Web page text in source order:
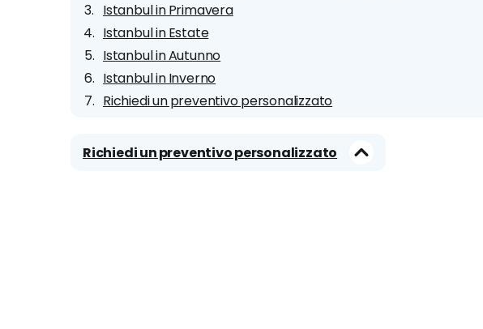
Istanbul in Primavera
Istanbul in Estate
Istanbul in Autunno
Istanbul in Inverno
Richiedi un preventivo personalizzato
Richiedi un preventivo personalizzato